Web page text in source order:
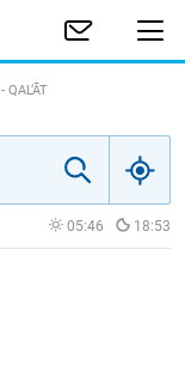
05:46 18:53